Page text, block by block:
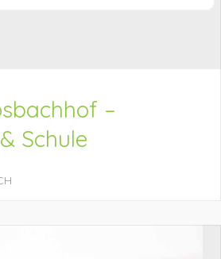
–
Schule